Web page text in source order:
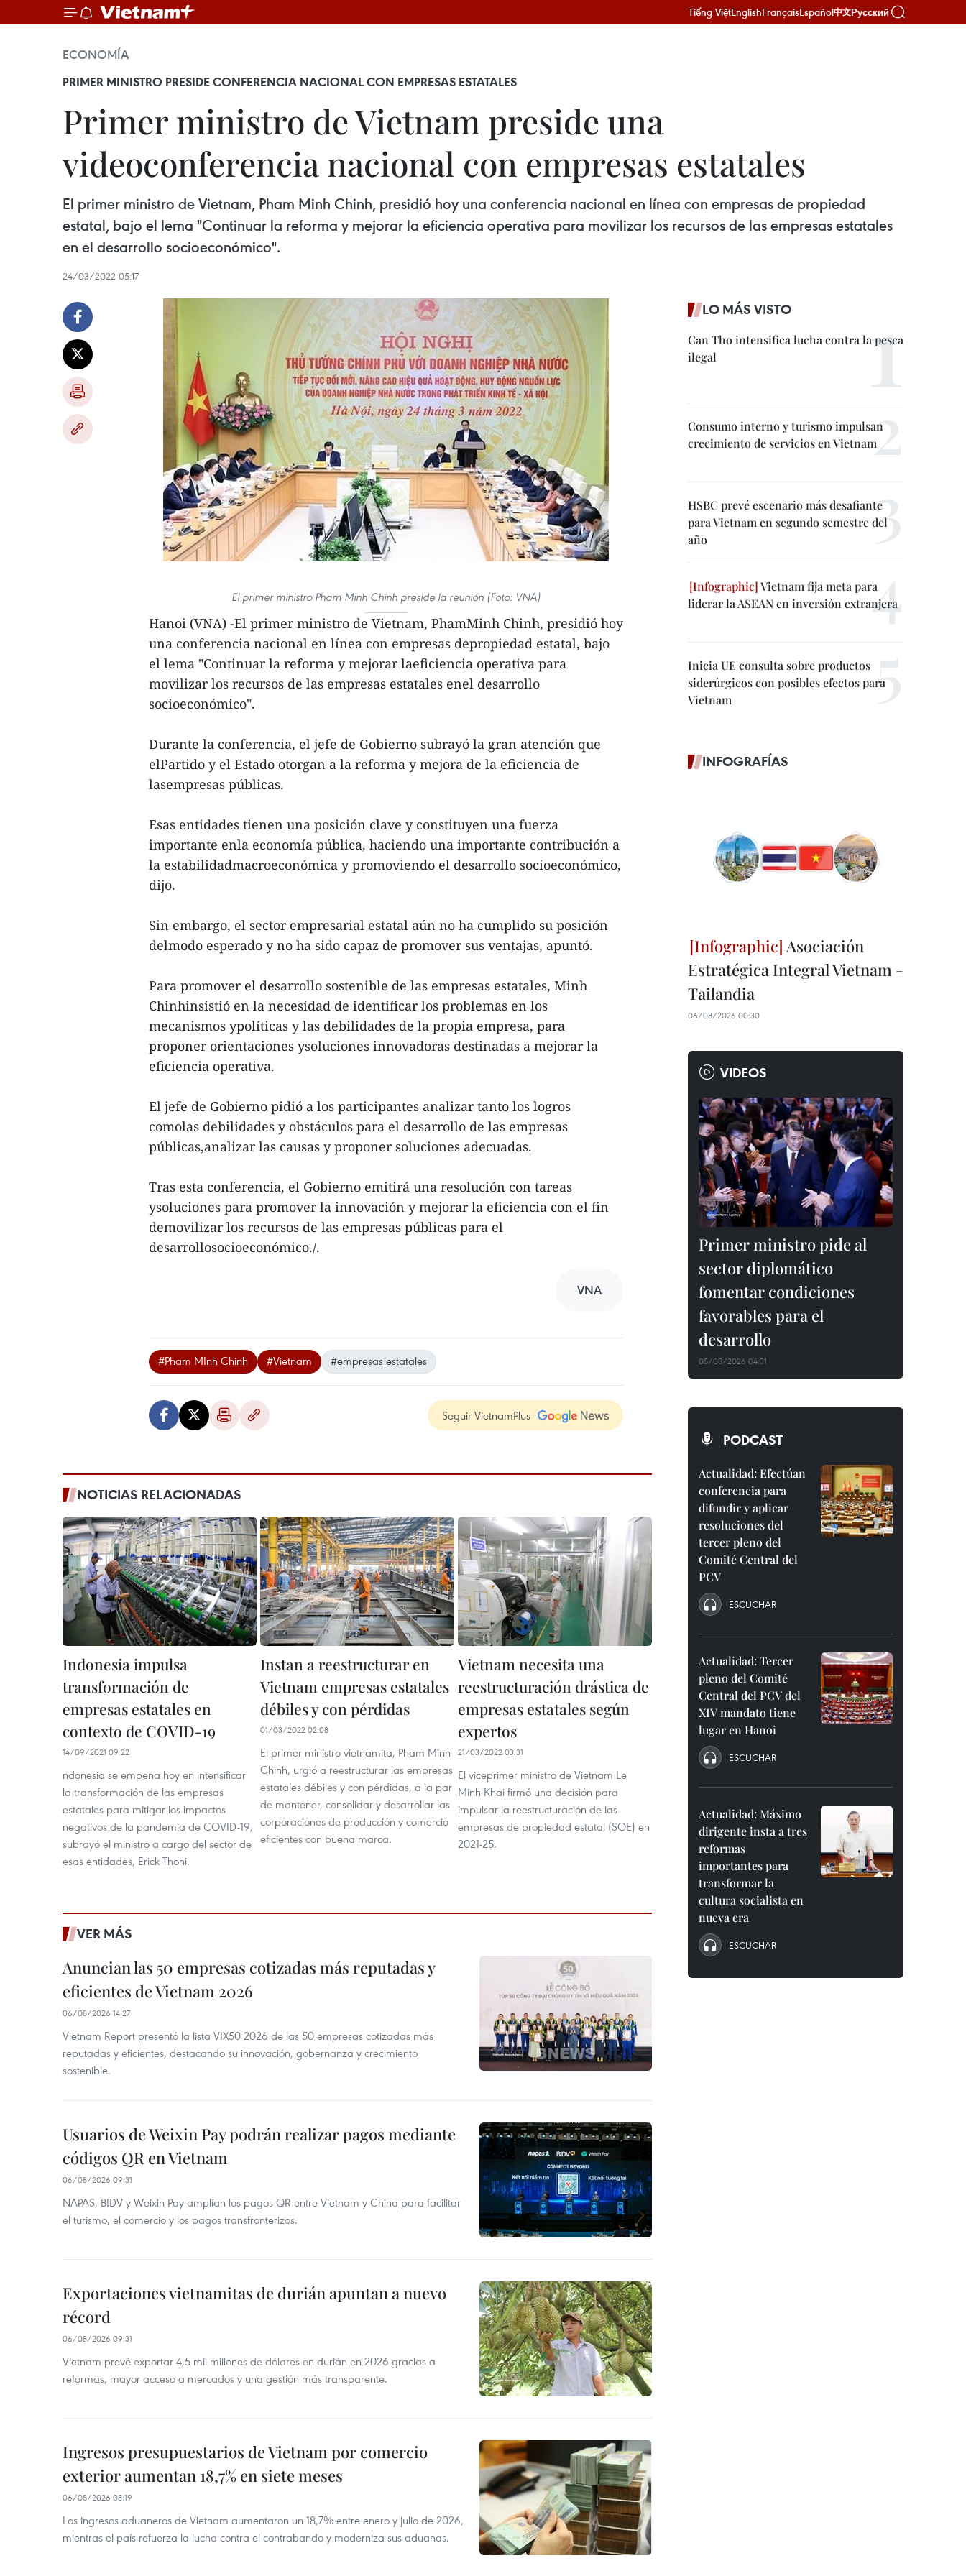
Tiếng ViệtEnglishFrançaisEspañol中文Русский
ECONOMÍA
PRIMER MINISTRO PRESIDE CONFERENCIA NACIONAL CON EMPRESAS ESTATALES
Primer ministro de Vietnam preside una
videoconferencia nacional con empresas estatales
El primer ministro de Vietnam, Pham Minh Chinh, presidió hoy una conferencia nacional en línea con empresas de propiedad
estatal, bajo el lema "Continuar la reforma y mejorar la eficiencia operativa para movilizar los recursos de las empresas estatales
en el desarrollo socioeconómico".
24/03/2022 05:17
El primer ministro Pham Minh Chinh preside la reunión (Foto: VNA)
Hanoi (VNA) -El primer ministro de Vietnam, PhamMinh Chinh, presidió hoy
una conferencia nacional en línea con empresas depropiedad estatal, bajo
el lema "Continuar la reforma y mejorar laeficiencia operativa para
movilizar los recursos de las empresas estatales enel desarrollo
socioeconómico".
Durante la conferencia, el jefe de Gobierno subrayó la gran atención que
elPartido y el Estado otorgan a la reforma y mejora de la eficiencia de
lasempresas públicas.
Esas entidades tienen una posición clave y constituyen una fuerza
importante enla economía pública, haciendo una importante contribución a
la estabilidadmacroeconómica y promoviendo el desarrollo socioeconómico,
dijo.
Sin embargo, el sector empresarial estatal aún no ha cumplido su posición
delmodo esperado y no ha sido capaz de promover sus ventajas, apuntó.
Para promover el desarrollo sostenible de las empresas estatales, Minh
Chinhinsistió en la necesidad de identificar los problemas en los
mecanismos ypolíticas y las debilidades de la propia empresa, para
proponer orientaciones ysoluciones innovadoras destinadas a mejorar la
eficiencia operativa.
El jefe de Gobierno pidió a los participantes analizar tanto los logros
comolas debilidades y obstáculos para el desarrollo de las empresas
públicas,analizar las causas y proponer soluciones adecuadas.
Tras esta conferencia, el Gobierno emitirá una resolución con tareas
ysoluciones para promover la innovación y mejorar la eficiencia con el fin
demovilizar los recursos de las empresas públicas para el
desarrollosocioeconómico./.
VNA
#Pham MInh Chinh #Vietnam #empresas estatales
Seguir VietnamPlus
NOTICIAS RELACIONADAS
Indonesia impulsa
transformación de
empresas estatales en
contexto de COVID-19
14/09/2021 09:22
ndonesia se empeña hoy en intensificar
la transformación de las empresas
estatales para mitigar los impactos
negativos de la pandemia de COVID-19,
subrayó el ministro a cargo del sector de
esas entidades, Erick Thohi.
Instan a reestructurar en
Vietnam empresas estatales
débiles y con pérdidas
01/03/2022 02:08
El primer ministro vietnamita, Pham Minh
Chinh, urgió a reestructurar las empresas
estatales débiles y con pérdidas, a la par
de mantener, consolidar y desarrollar las
corporaciones de producción y comercio
eficientes con buena marca.
Vietnam necesita una
reestructuración drástica de
empresas estatales según
expertos
21/03/2022 03:31
El viceprimer ministro de Vietnam Le
Minh Khai firmó una decisión para
impulsar la reestructuración de las
empresas de propiedad estatal (SOE) en
2021-25.
VER MÁS
Anuncian las 50 empresas cotizadas más reputadas y
eficientes de Vietnam 2026
06/08/2026 14:27
Vietnam Report presentó la lista VIX50 2026 de las 50 empresas cotizadas más
reputadas y eficientes, destacando su innovación, gobernanza y crecimiento
sostenible.
Usuarios de Weixin Pay podrán realizar pagos mediante
códigos QR en Vietnam
06/08/2026 09:31
NAPAS, BIDV y Weixin Pay amplían los pagos QR entre Vietnam y China para facilitar
el turismo, el comercio y los pagos transfronterizos.
Exportaciones vietnamitas de durián apuntan a nuevo
récord
06/08/2026 09:31
Vietnam prevé exportar 4,5 mil millones de dólares en durián en 2026 gracias a
reformas, mayor acceso a mercados y una gestión más transparente.
Ingresos presupuestarios de Vietnam por comercio
exterior aumentan 18,7% en siete meses
06/08/2026 08:19
Los ingresos aduaneros de Vietnam aumentaron un 18,7% entre enero y julio de 2026,
mientras el país refuerza la lucha contra el contrabando y moderniza sus aduanas.
LO MÁS VISTO
Can Tho intensifica lucha contra la pesca
ilegal
Consumo interno y turismo impulsan
crecimiento de servicios en Vietnam
HSBC prevé escenario más desafiante
para Vietnam en segundo semestre del
año
Vietnam fija meta para
liderar la ASEAN en inversión extranjera
Inicia UE consulta sobre productos
siderúrgicos con posibles efectos para
Vietnam
INFOGRAFÍAS
Asociación
Estratégica Integral Vietnam -
Tailandia
06/08/2026 00:30
VIDEOS
Primer ministro pide al
sector diplomático
fomentar condiciones
favorables para el
desarrollo
05/08/2026 04:31
PODCAST
Actualidad: Efectúan
conferencia para
difundir y aplicar
resoluciones del
tercer pleno del
Comité Central del
PCV
ESCUCHAR
Actualidad: Tercer
pleno del Comité
Central del PCV del
XIV mandato tiene
lugar en Hanoi
ESCUCHAR
Actualidad: Máximo
dirigente insta a tres
reformas
importantes para
transformar la
cultura socialista en
nueva era
ESCUCHAR